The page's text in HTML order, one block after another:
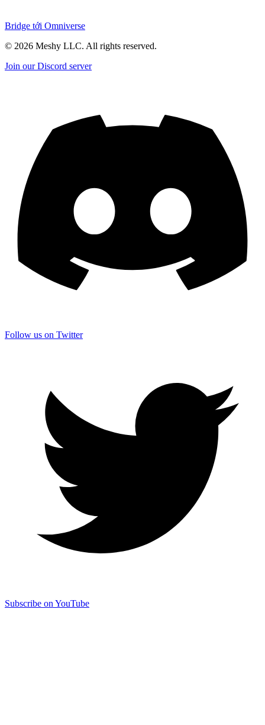
Bridge tới Omniverse
© 2026 Meshy LLC. All rights reserved.
Join our Discord server
Follow us on Twitter
Subscribe on YouTube